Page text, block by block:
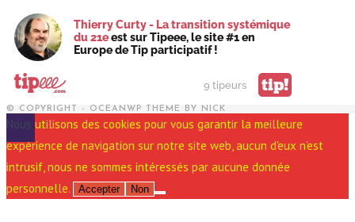
Thierry Curty - La transition systémique
du 21eest sur Tipeee, le site #1 en
Europe de Tip participatif !
9 tipeurs tip!
© COPYRIGHT - OCEANWP THEME BY NICK
Nous utilisons des cookies pour vous garantir la meilleure
expérience de navigation sur notre site web, aucun d'eux n'est
intrusif, nous ne sommes intéressés par aucune donnée
personnelle.
Accepter Non